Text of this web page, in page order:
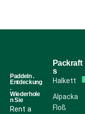
Paddeln .
Entdeckung
.
Wiederhole
n Sie
Rent a
Packraft
s
Halkett
Alpacka
Floß